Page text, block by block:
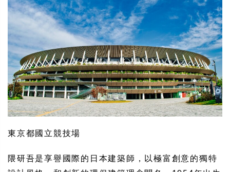
東京都國立競技場
隈研吾是享譽國際的日本建築師，以極富創意的獨特